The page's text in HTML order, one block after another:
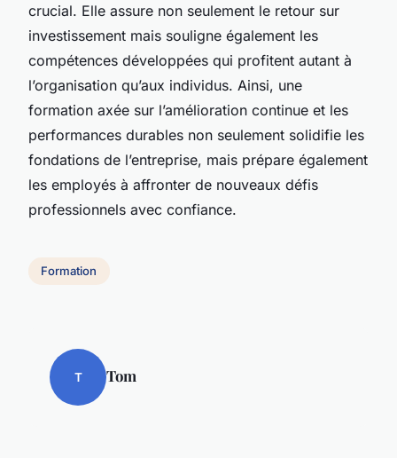
crucial. Elle assure non seulement le retour sur
investissement mais souligne également les
compétences développées qui profitent autant à
l’organisation qu’aux individus. Ainsi, une
formation axée sur l’amélioration continue et les
performances durables non seulement solidifie les
fondations de l’entreprise, mais prépare également
les employés à affronter de nouveaux défis
professionnels avec confiance.
Formation
T Tom